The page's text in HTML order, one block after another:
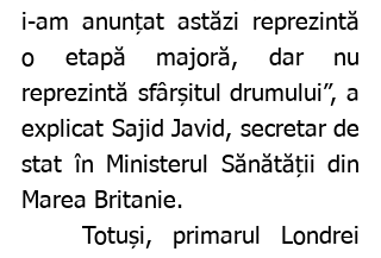
i-am anunțat astăzi reprezintă
o etapă majoră, dar nu
reprezintă sfârșitul drumului”, a
explicat Sajid Javid, secretar de
stat în Ministerul Sănătății din
Marea Britanie.